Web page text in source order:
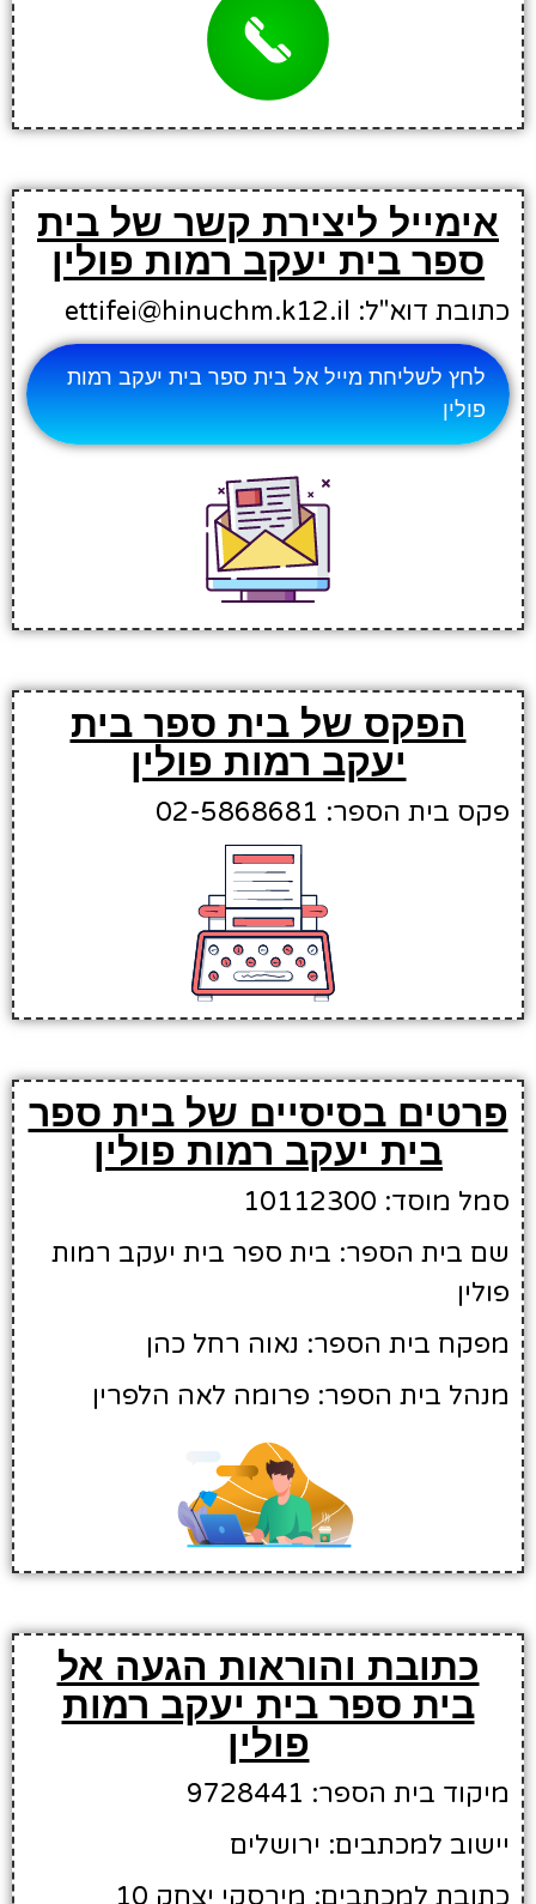
אימייל ליצירת קשר של בית
ספר בית יעקב רמות פולין
כתובת דוא"ל: ettifei@hinuchm.k12.il
לחץ לשליחת מייל אל בית ספר בית יעקב רמות
פולין
הפקס של בית ספר בית
יעקב רמות פולין
פקס בית הספר: 02-5868681
פרטים בסיסיים של בית ספר
בית יעקב רמות פולין
סמל מוסד: 10112300
שם בית הספר: בית ספר בית יעקב רמות
פולין
מפקח בית הספר: נאוה רחל כהן
מנהל בית הספר: פרומה לאה הלפרין
כתובת והוראות הגעה אל
בית ספר בית יעקב רמות
פולין
מיקוד בית הספר: 9728441
יישוב למכתבים: ירושלים
כתובת למכתבים: מירסקי יצחק 10